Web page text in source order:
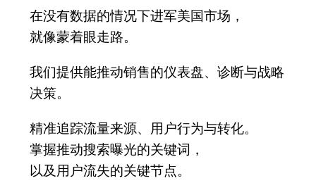
在没有数据的情况下进军美国市场，
就像蒙着眼走路。
我们提供能推动销售的仪表盘、诊断与战略
决策。
精准追踪流量来源、用户行为与转化。
掌握推动搜索曝光的关键词，
以及用户流失的关键节点。